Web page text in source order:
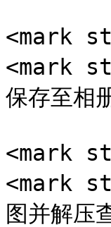
<mark
<mark
保存至相
<mark
<mark
图并解压